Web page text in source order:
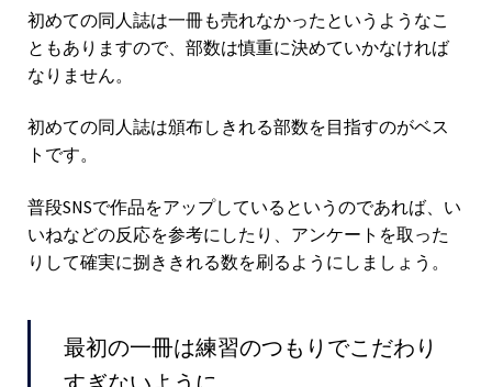
初めての同人誌は一冊も売れなかったというようなこ
ともありますので、部数は慎重に決めていかなければ
なりません。
初めての同人誌は頒布しきれる部数を目指すのがベス
トです。
普段SNSで作品をアップしているというのであれば、い
いねなどの反応を参考にしたり、アンケートを取った
りして確実に捌ききれる数を刷るようにしましょう。
最初の一冊は練習のつもりでこだわり